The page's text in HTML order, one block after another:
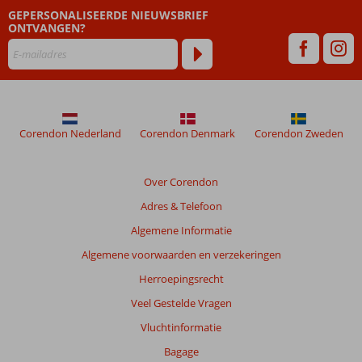
maanden
worden
weergegeven
relevantie
GEPERSONALISEERDE NIEUWSBRIEF
ONTVANGEN?
Over Corendon
Adres & Telefoon
Algemene Informatie
Algemene voorwaarden en verzekeringen
Herroepingsrecht
Veel Gestelde Vragen
Vluchtinformatie
Bagage
Corendon Nederland Corendon Denmark Corendon Zweden